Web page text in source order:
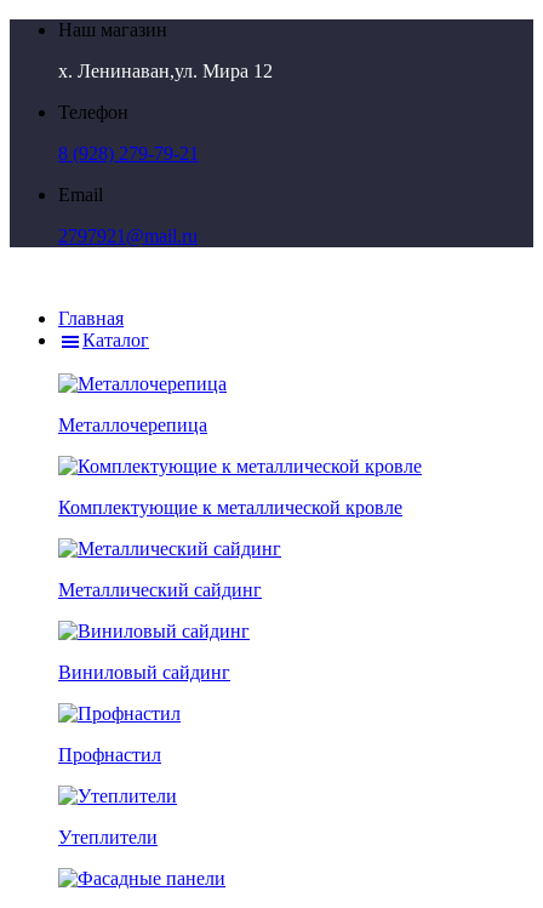
Наш магазин
х. Ленинаван,ул. Мира 12
Телефон
8 (928) 279-79-21
Email
2797921@mail.ru
Главная
Каталог
Металлочерепица
Комплектующие к металлической кровле
Металлический сайдинг
Виниловый сайдинг
Профнастил
Утеплители